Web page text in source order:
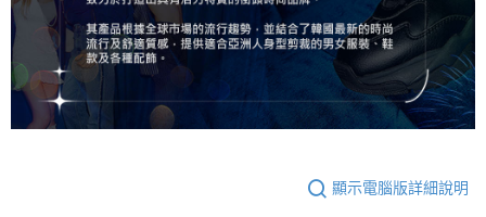
顯示電腦版詳細說明